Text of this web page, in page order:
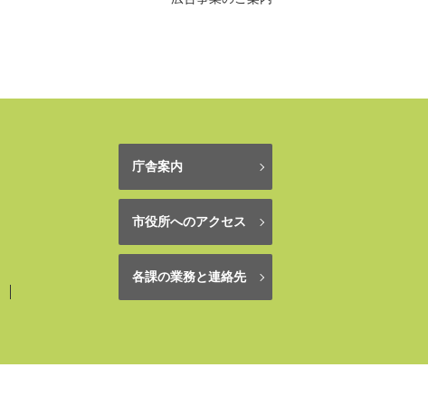
庁舎案内
市役所へのアクセス
各課の業務と連絡先